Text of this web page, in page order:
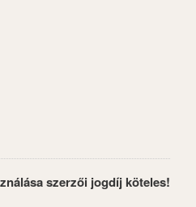
szerzői jogdíj köteles!